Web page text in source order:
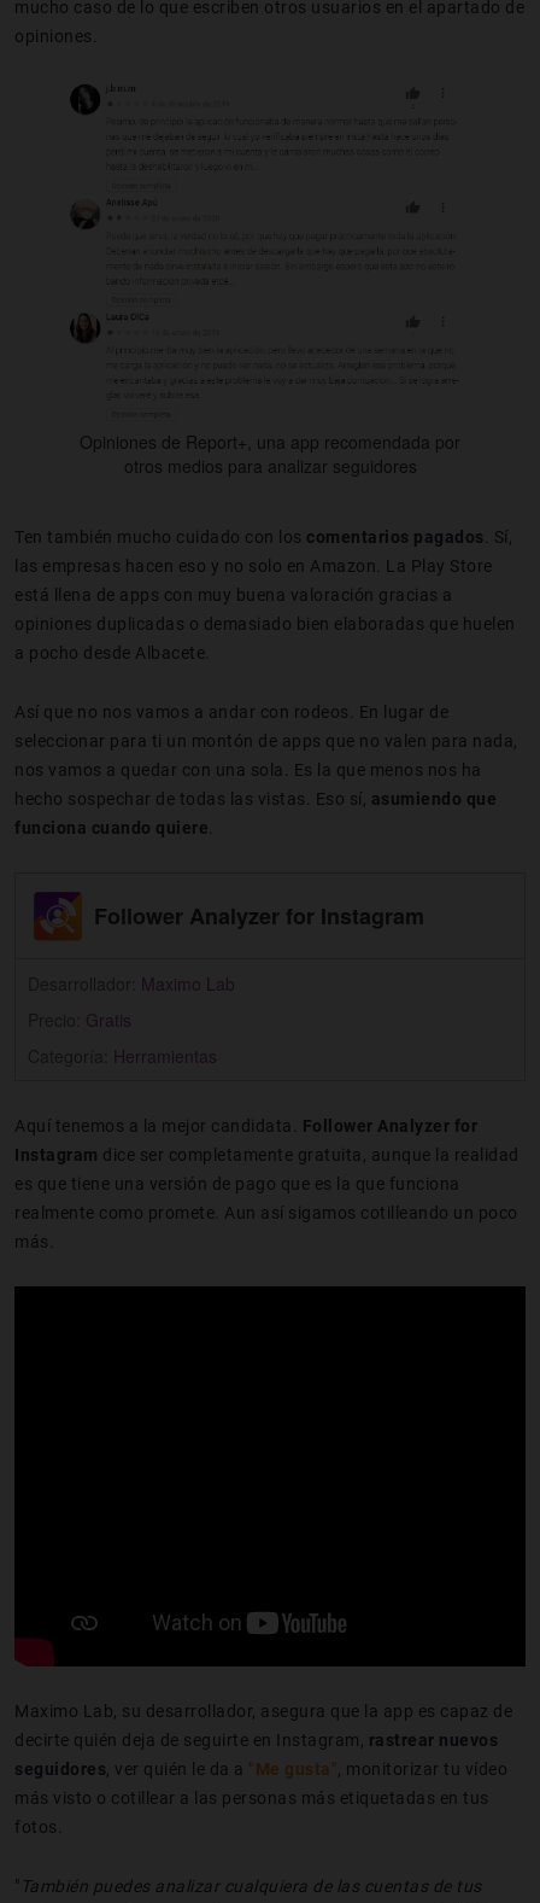
mucho caso de lo que escriben otros usuarios en el apartado de
opiniones.
Opiniones de Report+, una app recomendada por
otros medios para analizar seguidores
Ten también mucho cuidado con los comentarios pagados . Sí,
las empresas hacen eso y no solo en Amazon. La Play Store
está llena de apps con muy buena valoración gracias a
opiniones duplicadas o demasiado bien elaboradas que huelen
a pocho desde Albacete.
Así que no nos vamos a andar con rodeos. En lugar de
seleccionar para ti un montón de apps que no valen para nada,
nos vamos a quedar con una sola. Es la que menos nos ha
hecho sospechar de todas las vistas. Eso sí, asumiendo que
funciona cuando quiere
Follower Analyzer for Instagram
Maximo Lab
Gratis
Herramientas
Aquí tenemos a la mejor candidata. Follower Analyzer for
Instagram dice ser completamente gratuita, aunque la realidad
es que tiene una versión de pago que es la que funciona
realmente como promete. Aun así sigamos cotilleando un poco
más.
Maximo Lab, su desarrollador, asegura que la app es capaz de
decirte quién deja de seguirte en Instagram, rastrear nuevos
seguidores , ver quién le da a "Me gusta" , monitorizar tu vídeo
más visto o cotillear a las personas más etiquetadas en tus
fotos.
" También puedes analizar cualquiera de las cuentas de tus